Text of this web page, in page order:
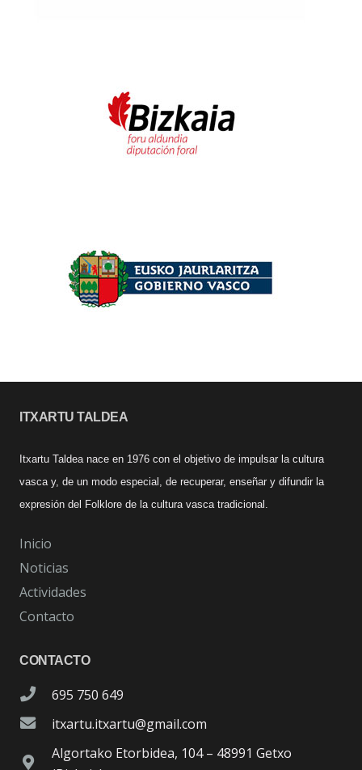
ITXARTU TALDEA
Itxartu Taldea nace en 1976 con el objetivo de impulsar la cultura
vasca y, de un modo especial, de recuperar, enseñar y difundir la
expresión del Folklore de la cultura vasca tradicional.
Inicio
Noticias
Actividades
Contacto
CONTACTO
695 750 649
itxartu.itxartu@gmail.com
Algortako Etorbidea, 104 – 48991 Getxo